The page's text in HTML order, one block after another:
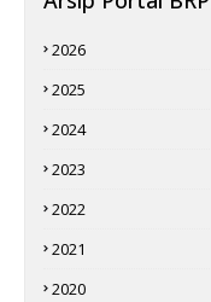
2026
2025
2024
2023
2022
2021
2020